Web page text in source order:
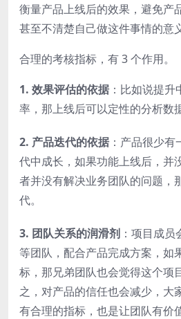
衡量产品上线后的效果，避免产
甚至不清楚自己做这件事情的意
合理的考核指标，有 3 个作用。
1. 效果评估的依据 ： 比如说提升
率，那上线后可以定性的分析数
2. 产品迭代的依据 ：产品很少
代中成长，如果功能上线后，并
者并没有解决业务团队的问题，
代。
3. 团队关系的润滑剂 ：项目成
等团队，配合产品完成方案，如
标，那兄弟团队也会觉得这个项
之，对产品的信任也会减少，大
有合理的指标，也是让团队有价